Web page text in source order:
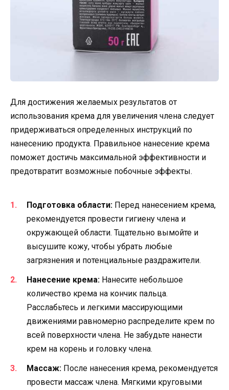
Для достижения желаемых результатов от
использования крема для увеличения члена следует
придерживаться определенных инструкций по
нанесению продукта. Правильное нанесение крема
поможет достичь максимальной эффективности и
предотвратит возможные побочные эффекты.
Подготовка области: Перед нанесением крема,
рекомендуется провести гигиену члена и
окружающей области. Тщательно вымойте и
высушите кожу, чтобы убрать любые
загрязнения и потенциальные раздражители.
Нанесение крема: Нанесите небольшое
количество крема на кончик пальца.
Расслабьтесь и легкими массирующими
движениями равномерно распределите крем по
всей поверхности члена. Не забудьте нанести
крем на корень и головку члена.
Массаж: После нанесения крема, рекомендуется
провести массаж члена. Мягкими круговыми